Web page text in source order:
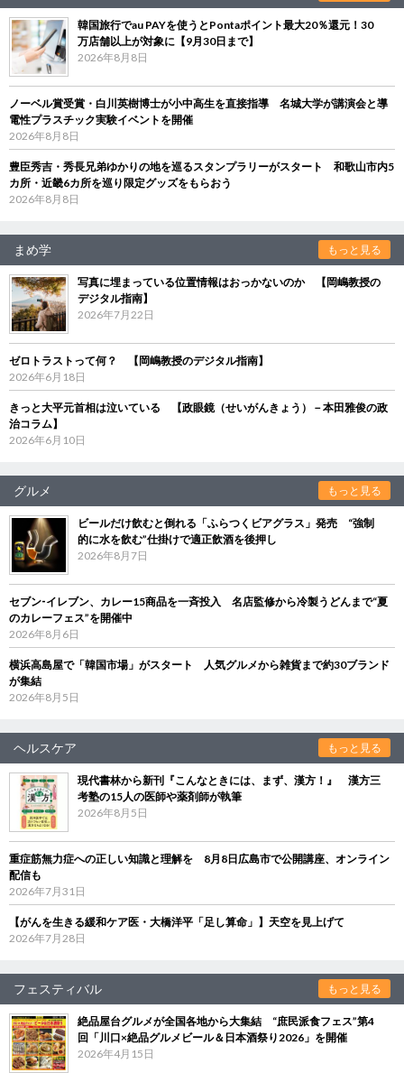
韓国旅行でau PAYを使うとPontaポイント最大20％還元！30
万店舗以上が対象に【9月30日まで】
2026年8月8日
ノーベル賞受賞・白川英樹博士が小中高生を直接指導 名城大学が講演会と導
電性プラスチック実験イベントを開催
2026年8月8日
豊臣秀吉・秀長兄弟ゆかりの地を巡るスタンプラリーがスタート 和歌山市内5
カ所・近畿6カ所を巡り限定グッズをもらおう
2026年8月8日
まめ学 もっと見る
写真に埋まっている位置情報はおっかないのか 【岡嶋教授の
デジタル指南】
2026年7月22日
ゼロトラストって何？ 【岡嶋教授のデジタル指南】
2026年6月18日
きっと大平元首相は泣いている 【政眼鏡（せいがんきょう）－本田雅俊の政
治コラム】
2026年6月10日
グルメ もっと見る
ビールだけ飲むと倒れる「ふらつくビアグラス」発売 “強制
的に水を飲む”仕掛けで適正飲酒を後押し
2026年8月7日
セブン‐イレブン、カレー15商品を一斉投入 名店監修から冷製うどんまで“夏
のカレーフェス”を開催中
2026年8月6日
横浜高島屋で「韓国市場」がスタート 人気グルメから雑貨まで約30ブランド
が集結
2026年8月5日
ヘルスケア もっと見る
現代書林から新刊『こんなときには、まず、漢方！』 漢方三
考塾の15人の医師や薬剤師が執筆
2026年8月5日
重症筋無力症への正しい知識と理解を 8月8日広島市で公開講座、オンライン
配信も
2026年7月31日
【がんを生きる緩和ケア医・大橋洋平「足し算命」】天空を見上げて
2026年7月28日
フェスティバル もっと見る
絶品屋台グルメが全国各地から大集結 “庶民派食フェス”第4
回「川口×絶品グルメビール＆日本酒祭り2026」を開催
2026年4月15日